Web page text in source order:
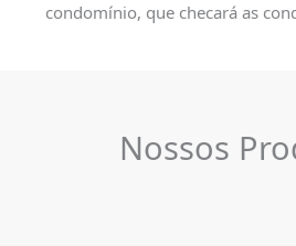
condomínio, que checará as
Nossos